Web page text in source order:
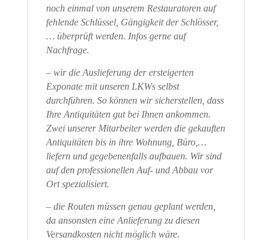
noch einmal von unserem Restauratoren auf
fehlende Schlüssel, Gängigkeit der Schlösser,
… überprüft werden. Infos gerne auf
Nachfrage.
– wir die Auslieferung der ersteigerten
Exponate mit unseren LKWs selbst
durchführen. So können wir sicherstellen, dass
Ihre Antiquitäten gut bei Ihnen ankommen.
Zwei unserer Mitarbeiter werden die gekauften
Antiquitäten bis in ihre Wohnung, Büro,…
liefern und gegebenenfalls aufbauen. Wir sind
auf den professionellen Auf- und Abbau vor
Ort spezialisiert.
– die Routen müssen genau geplant werden,
da ansonsten eine Anlieferung zu diesen
Versandkosten nicht möglich wäre.